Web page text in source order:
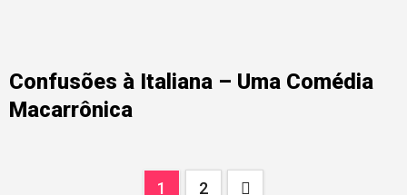
Confusões à Italiana – Uma Comédia
Macarrônica
1 2